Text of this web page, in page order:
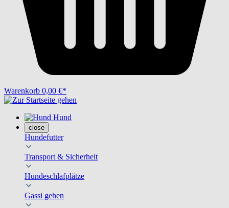
Warenkorb 0,00 €*
Hund
close
Hundefutter
Transport & Sicherheit
Hundeschlafplätze
Gassi gehen